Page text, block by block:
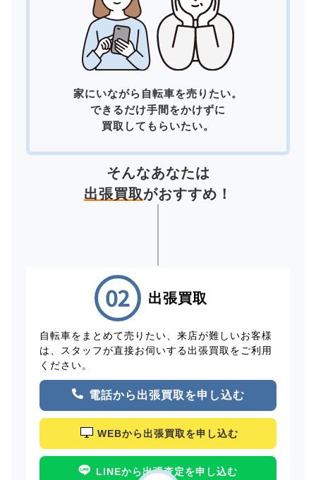
家にいながら自転車を売りたい。
できるだけ手間をかけずに
買取してもらいたい。
そんなあなたは
出張買取がおすすめ！
出張買取
自転車をまとめて売りたい、来店が難しいお客様
は、スタッフが直接お伺いする出張買取をご利用
ください。
電話から出張買取を申し込む
WEBから出張買取を申し込む
LINEから出張査定を申し込む